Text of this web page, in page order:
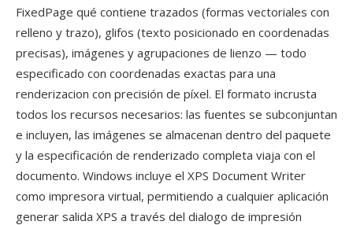
FixedPage qué contiene trazados (formas vectoriales con
relleno y trazo), glifos (texto posicionado en coordenadas
precisas), imágenes y agrupaciones de lienzo — todo
especificado con coordenadas exactas para una
renderizacion con precisión de píxel. El formato incrusta
todos los recursos necesarios: las fuentes se subconjuntan
e incluyen, las imágenes se almacenan dentro del paquete
y la especificación de renderizado completa viaja con el
documento. Windows incluye el XPS Document Writer
como impresora virtual, permitiendo a cualquier aplicación
generar salida XPS a través del dialogo de impresión